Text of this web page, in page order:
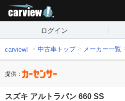
ログイン
carview! 中古車トップ メーカー一覧
提供：
スズキ アルトラパン 660 SS